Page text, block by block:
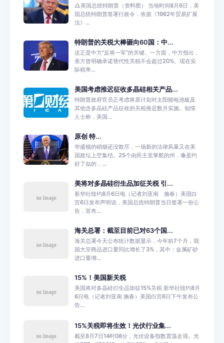
△美国总统特朗普（资料图） 当地时间8月6日，美
国总统特朗普签署行政令，依据《1962年贸易扩展
法》...
特朗普的关税大棒砸向60国：中...
这正是中方“反将一军”的关键。一方面，中方指出，
美方曾明确承诺替代性关税不会超过20%。现在实
际税率...
美国考虑推迟征收多晶硅相关产品...
特朗普政府官员正考虑将原计划对太阳能电池板及
其他含多晶硅产品征收的关税推迟数月实施。知情
人士称，美国...
原创 特...
华盛顿的硝烟还没散尽，一场新的法律风暴又在美
国政坛上空集结。25个由民主党掌舵的州，像是约
好了似的，...
美将对多晶硅衍生品加征关税 引...
新华社纽约8月6日电（记者刘亚南 施春）美国白
宫6日发布声明说，美国总统特朗普当日签署一份公
告，宣布...
海关总署：截至目前已对63个国...
海关总署今天公布统计数据显示，今年前7个月，我
国大宗商品进口量同比增长了3%，其中：金属矿砂
进口量增...
15%！美国新关税
美国将对多晶硅衍生品加征15%关税 新华社纽约8月
6日电（记者刘亚南 施春）美国白宫6日下午发布公
告...
15%关税即将生效！光伏行业集...
截至8月7日14时08分，光伏设备指数震荡走强。光